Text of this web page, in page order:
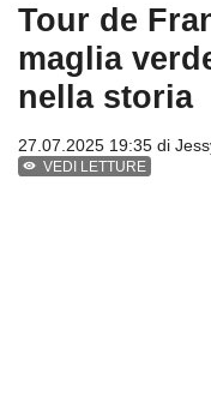
Tour de
maglia
nella storia
27.07.2025 19:35 di
VEDI LETTURE